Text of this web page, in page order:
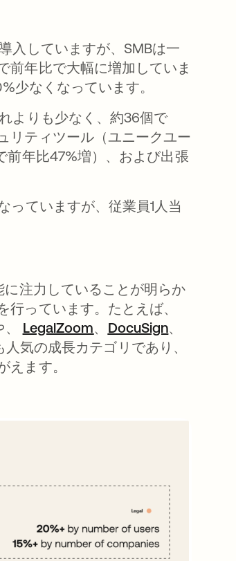
入していますが、SMBは一
前年比で大幅に増加していま
少なくなっています。
よりも少なく、約36個で
リティツール（ユニークユー
前年比47%増）、および出張
っていますが、従業員1人当
注力していることが明らか
っています。たとえば、
LegalZoom新しいタブで開く
、 DocuSign新しいタ
、
気の成長カテゴリであり、
えます。